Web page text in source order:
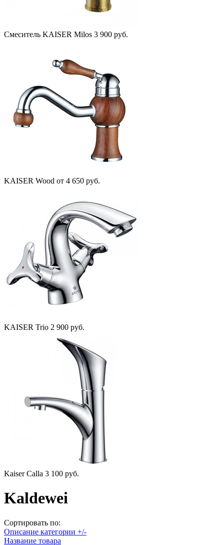
Смеситель KAISER Milos 3 900 руб.
KAISER Wood от 4 650 руб.
KAISER Trio 2 900 руб.
Kaiser Calla 3 100 руб.
Kaldewei
Сортировать по:
Описание категории +/-
Название товара